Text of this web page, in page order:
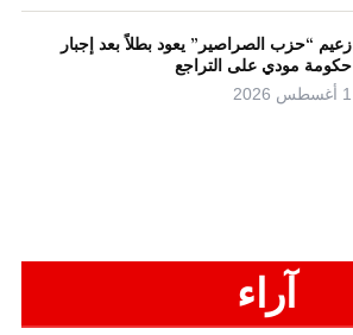
زعيم “حزب الصراصير” يعود بطلاً بعد إجبار
حكومة مودي على التراجع
1 أغسطس 2026
آراء